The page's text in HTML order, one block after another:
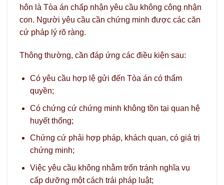
hôn là Tòa án chấp nhận yêu cầu không công nhận
con. Người yêu cầu cần chứng minh được các căn
cứ pháp lý rõ ràng.
Thông thường, cần đáp ứng các điều kiện sau:
Có yêu cầu hợp lệ gửi đến Tòa án có thẩm
quyền;
Có chứng cứ chứng minh không tồn tại quan hệ
huyết thống;
Chứng cứ phải hợp pháp, khách quan, có giá trị
chứng minh;
Việc yêu cầu không nhằm trốn tránh nghĩa vụ
cấp dưỡng một cách trái pháp luật;